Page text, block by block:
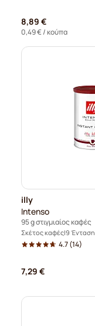
8,89 €
0,49 €/ κούπα
illy
Intenso
95 g στιγμιαίος καφές
Σκέτος καφές 9 Ένταση
4.7(14)
7,29 €